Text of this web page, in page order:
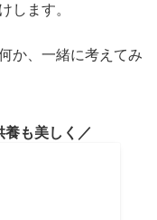
します。
か、一緒に考えてみ
も美しく